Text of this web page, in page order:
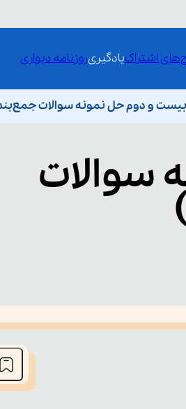
اشتراکیادگیریروزنامه دیواری
و دوم حل نمونه سوالات جمع‌بندی
سوالات